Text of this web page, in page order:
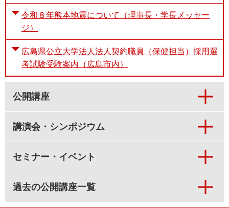
令和８年熊本地震について（理事長・学長メッセー
ジ）
広島県公立大学法人法人契約職員（保健担当）採用選
考試験受験案内（広島市内）
公開講座
講演会・シンポジウム
セミナー・イベント
過去の公開講座一覧